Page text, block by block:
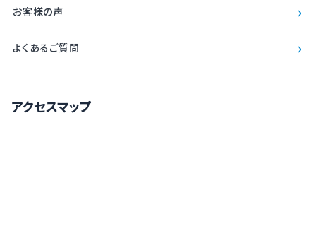
お客様の声 ›
よくあるご質問 ›
アクセスマップ